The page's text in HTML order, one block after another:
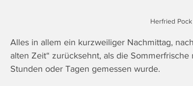
Herfried
Alles in allem ein kurzweiliger Nachmittag,
alten Zeit“ zurücksehnt, als die
Stunden oder Tagen gemessen wurde.